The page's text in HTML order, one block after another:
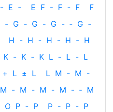
- E - E F - F - F
F
- G - G - G - ‐ G -
H - H - H - H - H
K - K - K L - L - L
+ L ± L L M - M -
M - M - M - M - ‐ M
O P - P P - P - P